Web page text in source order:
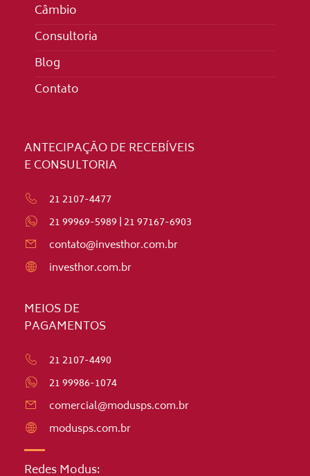
Câmbio
Consultoria
Blog
Contato
ANTECIPAÇÃO DE RECEBÍVEIS
E CONSULTORIA
21 2107-4477
21 99969-5989|21 97167-6903
contato@investhor.com.br
investhor.com.br
MEIOS DE
PAGAMENTOS
21 2107-4490
21 99986-1074
comercial@modusps.com.br
modusps.com.br
Redes Modus: